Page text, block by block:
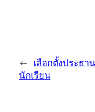
← เลือกตั้งประธาน
นักเรียน